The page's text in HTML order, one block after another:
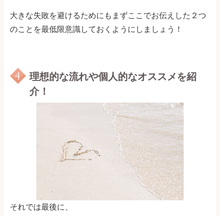
大きな失敗を避けるためにもまずここでお伝えした２つ
のことを最低限意識しておくようにしましょう！
理想的な流れや個人的なオススメを紹
介！
それでは最後に、